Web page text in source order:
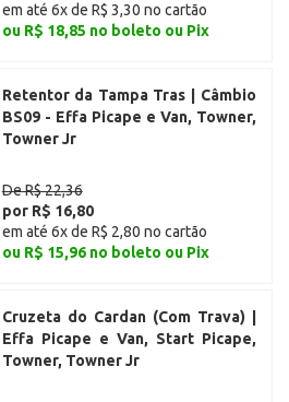
em até 6x de R$ 3,30 no cartão
ou R$ 18,85 no boleto ou Pix
Retentor da Tampa Tras | Câmbio
BS09 - Effa Picape e Van, Towner,
Towner Jr
De R$ 22,36
por R$ 16,80
em até 6x de R$ 2,80 no cartão
ou R$ 15,96 no boleto ou Pix
Cruzeta do Cardan (Com Trava) |
Effa Picape e Van, Start Picape,
Towner, Towner Jr